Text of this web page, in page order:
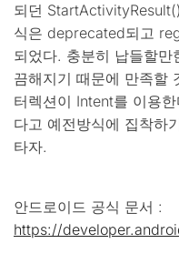
되던
식은 deprecated되고
되었다. 충분히 납들할
끔해지기 때문에 만족할
터렉션이 Intent를 이용
다고 예전방식에 집착하
타자.
안드로이드 공식 문서 :
https://